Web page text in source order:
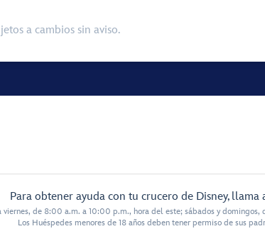
a cambios sin aviso.
Para obtener ayuda con tu crucero de Disney, llama
viernes, de 8:00 a.m. a 10:00 p.m., hora del este; sábados y
Los Huéspedes menores de 18 años deben tener permiso de sus